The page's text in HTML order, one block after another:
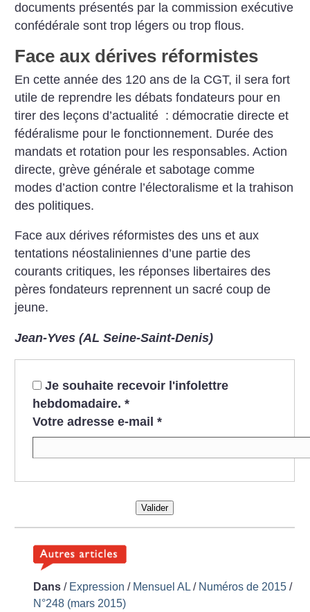
documents présentés par la commission exécutive
confédérale sont trop légers ou trop flous.
Face aux dérives réformistes
En cette année des 120 ans de la CGT, il sera fort
utile de reprendre les débats fondateurs pour en
tirer des leçons d’actualité : démocratie directe et
fédéralisme pour le fonctionnement. Durée des
mandats et rotation pour les responsables. Action
directe, grève générale et sabotage comme
modes d’action contre l’électoralisme et la trahison
des politiques.
Face aux dérives réformistes des uns et aux
tentations néostaliniennes d’une partie des
courants critiques, les réponses libertaires des
pères fondateurs reprennent un sacré coup de
jeune.
Jean-Yves (AL Seine-Saint-Denis)
Je souhaite recevoir l'infolettre
hebdomadaire. *
Votre adresse e-mail *
Valider
Dans / Expression / Mensuel AL / Numéros de 2015 /
N°248 (mars 2015)